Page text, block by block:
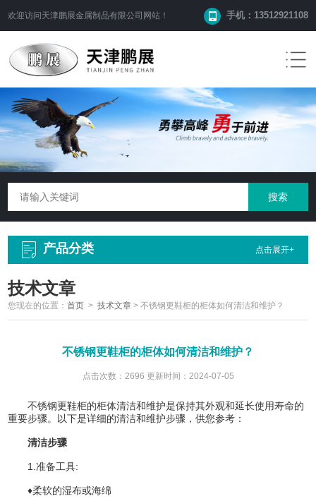
欢迎访问 天津鹏展金属制品有限公司 网站！ 手机：13512921108
产品分类 点击展开+
技术文章
您现在的位置：首页 >技术文章 >不锈钢更鞋柜的柜体如何清洁和维护？
不锈钢更鞋柜的柜体如何清洁和维护？
点击次数：2696 更新时间：2024-07-05
不锈钢更鞋柜的柜体清洁和维护是保持其外观和延长使用寿命的
重要步骤。以下是详细的清洁和维护步骤，供您参考：
清洁步骤
1.准备工具:
♦柔软的湿布或海绵